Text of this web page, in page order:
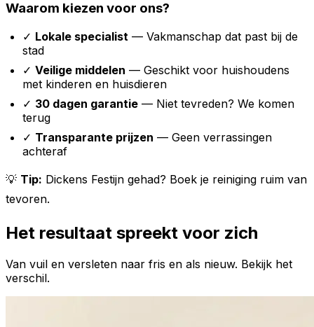
Waarom kiezen voor ons?
✓ Lokale specialist — Vakmanschap dat past bij de
stad
✓ Veilige middelen — Geschikt voor huishoudens
met kinderen en huisdieren
✓ 30 dagen garantie — Niet tevreden? We komen
terug
✓ Transparante prijzen — Geen verrassingen
achteraf
💡 Tip: Dickens Festijn gehad? Boek je reiniging ruim van
tevoren.
Het resultaat spreekt voor zich
Van vuil en versleten naar fris en als nieuw. Bekijk het
verschil.